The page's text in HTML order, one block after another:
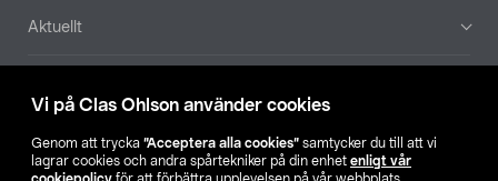
Vi på Clas Ohlson använder cookies
Genom att trycka ”Acceptera alla cookies” samtycker du till att vi
lagrar cookies och andra spårtekniker på din enhet enligt vår
Aktuellt
Hitta butik